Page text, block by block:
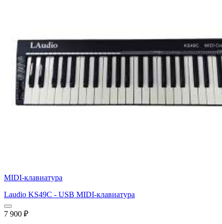
MIDI-клавиатура
Laudio KS49C - USB MIDI-клавиатура
7 900 ₽